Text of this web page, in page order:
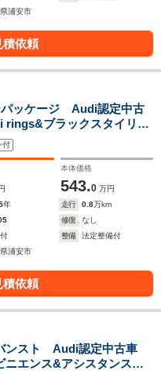
浦安市
積依頼
ッケージ Audi認定中古
ブラックスタイリン
ジプロ ライティングパ
チャルコックピット 認
付
本体価格
543.0 万円
年 走行 0.8万km
修復
なし
整備
法定整備付
浦安市
積依頼
ンスト Audi認定中古車
エンス&アシスタンスパ